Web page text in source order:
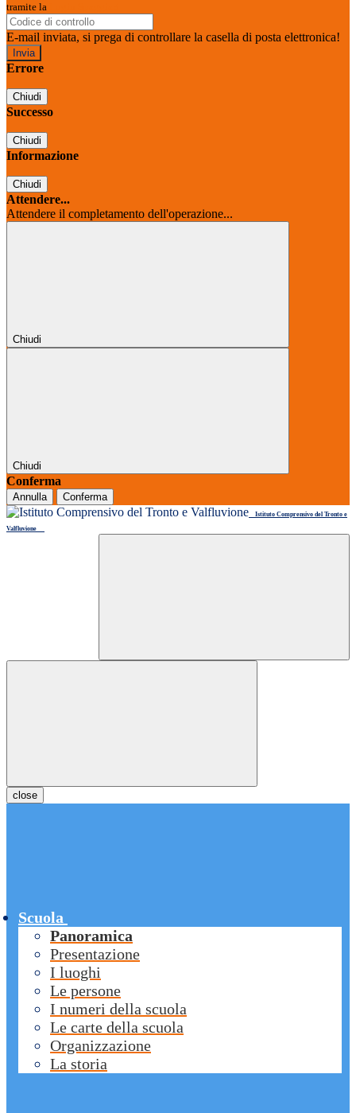
tramite la
E-mail inviata, si prega di controllare la casella di posta elettronica!
Errore
Chiudi
Successo
Chiudi
Informazione
Chiudi
Attendere...
Attendere il completamento dell'operazione...
Chiudi
Chiudi
Conferma
Annulla Conferma
Istituto Comprensivo del Tronto e
Valfluvione
close
Scuola
Panoramica
Presentazione
I luoghi
Le persone
I numeri della scuola
Le carte della scuola
Organizzazione
La storia